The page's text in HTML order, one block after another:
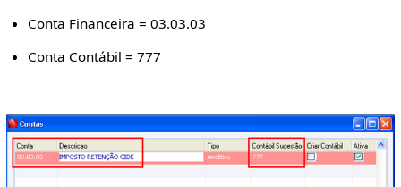
Conta Financeira = 03.03.03
Conta Contábil = 777